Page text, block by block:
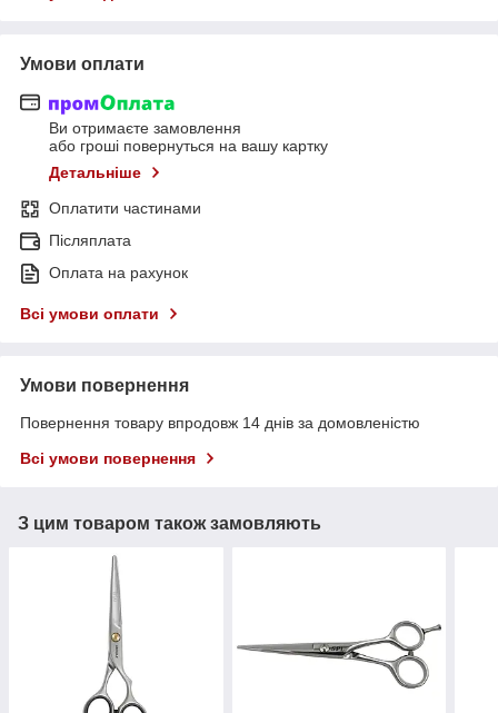
Умови оплати
Ви отримаєте замовлення
або гроші повернуться на вашу картку
Детальніше
Оплатити частинами
Післяплата
Оплата на рахунок
Всі умови оплати
Умови повернення
Повернення товару впродовж 14 днів за домовленістю
Всі умови повернення
З цим товаром також замовляють